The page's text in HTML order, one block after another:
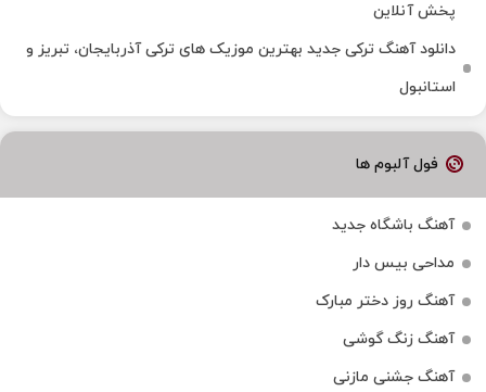
پخش آنلاین
دانلود آهنگ ترکی جدید بهترین موزیک‌ های ترکی آذربایجان، تبریز و
استانبول
فول آلبوم ها
آهنگ باشگاه جدید
مداحی بیس دار
آهنگ روز دختر مبارک
آهنگ زنگ گوشی
آهنگ جشنی مازنی